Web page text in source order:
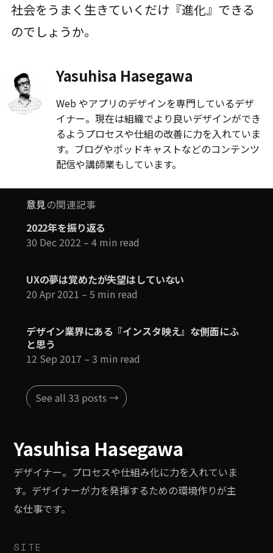
社会をうまく生きていくだけ『進化』できる
のでしょうか。
Yasuhisa Hasegawa
Web やアプリのデザインを専門しているデザ
イナー。現在は組織でより良いデザインができ
るようプロセスや仕組の改善に力を入れていま
す。ブログやポッドキャストなどのコンテンツ
配信や講師業もしています。
意見の関連記事
2022年を振り返る
30 Dec 2022 – 4 min read
UXの夢は覚めたが失望はしていない
20 Apr 2021 – 5 min read
デザイン業界にある『インスタ映え』な側面にふ
と思う
12 Sep 2017 – 3 min read
See all 33 posts →
Yasuhisa Hasegawa
デザイナー。プロセスや仕組み化に力を入れていま
す。デザイナーが力を発揮するための環境作りが主
な仕事です。
SITE